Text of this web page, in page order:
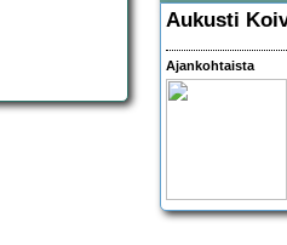
Aukusti
Ajankohtaista